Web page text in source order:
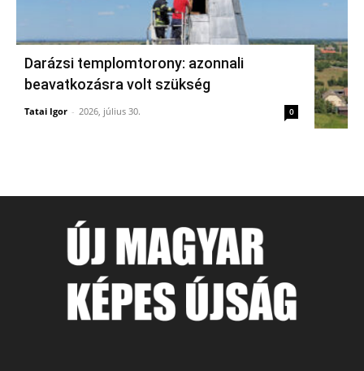
Darázsi templomtorony: azonnali
beavatkozásra volt szükség
Tatai Igor - 2026, július 30. 0